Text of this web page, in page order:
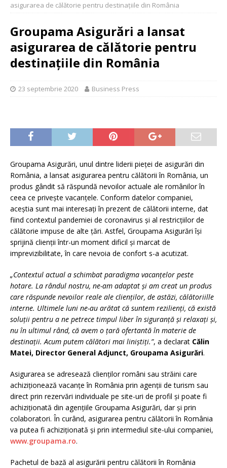
asigurarea de călătorie pentru destinațiile din România
Groupama Asigurări a lansat
asigurarea de călătorie pentru
destinațiile din România
23 septembrie 2020 Business Press
Groupama Asigurări, unul dintre liderii pieței de asigurări din
România, a lansat asigurarea pentru călătorii în România, un
produs gândit să răspundă nevoilor actuale ale românilor în
ceea ce privește vacanțele. Conform datelor companiei,
aceștia sunt mai interesați în prezent de călătorii interne, dat
fiind contextul pandemiei de coronavirus și al restricțiilor de
călătorie impuse de alte țări. Astfel, Groupama Asigurări își
sprijină clienții într-un moment dificil și marcat de
imprevizibilitate, în care nevoia de confort s-a acutizat.
„Contextul actual a schimbat paradigma vacanțelor peste
hotare. La rândul nostru, ne-am adaptat și am creat un produs
care răspunde nevoilor reale ale clienților, de astăzi, călătoriille
interne. Ultimele luni ne-au arătat că suntem rezilienți, că există
soluții pentru a ne petrece timpul liber în siguranță și relaxați și,
nu în ultimul rând, că avem o țară ofertantă în materie de
destinații. Acum putem călători mai liniștiți.”, a declarat Călin
Matei, Director General Adjunct, Groupama Asigurări.
Asigurarea se adresează clienților români sau străini care
achiziționează vacanțe în România prin agenții de turism sau
direct prin rezervări individuale pe site-uri de profil și poate fi
achiziționată din agențiile Groupama Asigurări, dar și prin
colaboratori. În curând, asigurarea pentru călătorii în România
va putea fi achiziționată și prin intermediul site-ului companiei,
www.groupama.ro.
Pachetul de bază al asigurării pentru călătorii în România